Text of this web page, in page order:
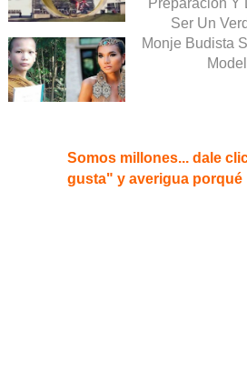
Ser Un
Monje Budista
Somos millones... dale
gusta" y averigua porqué